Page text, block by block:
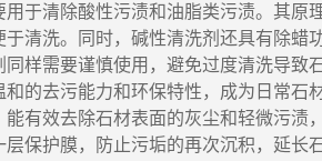
用于清除酸性污渍和油脂类污渍。其原
于清洗。同时，碱性清洗剂还具有除蜡
样需要谨慎使用，避免过度清洗导致
和的去污能力和环保特性，成为日常石
有效去除石材表面的灰尘和轻微污渍
保护膜，防止污垢的再次沉积，延长